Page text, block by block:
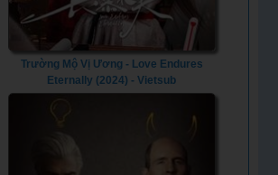
Trường Mộ Vị Ương - Love Endures
Eternally (2024) - Vietsub